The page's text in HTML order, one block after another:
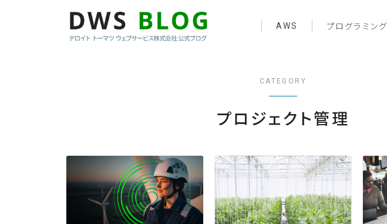
AWS プログラミング
CATEGORY
プロジェクト管理